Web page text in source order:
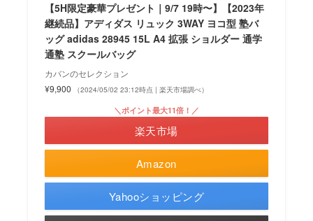
【5H限定豪華プレゼント｜9/7 19時〜】【2023年
継続品】アディダス リュック 3WAY ヨコ型 塾バ
ッグ adidas 28945 15L A4 拡張 ショルダー 通学
通塾 スクールバッグ
カバンのセレクション
¥9,900
（2024/05/02 23:12時点 | 楽天市場調べ）
Amazon
＼ポイント最大11倍！／
楽天市場
Yahooショッピング